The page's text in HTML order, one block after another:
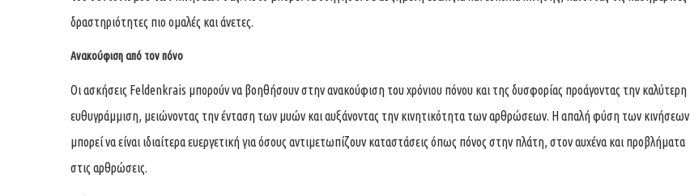
δραστηριότητες πιο ομαλές και άνετες.
Ανακούφιση από τον πόνο
Οι ασκήσεις Feldenkrais μπορούν να βοηθήσουν στην ανακούφιση του χρόνιου πόνου και της δυσφορίας προάγοντας την καλύτερη
ευθυγράμμιση, μειώνοντας την ένταση των μυών και αυξάνοντας την κινητικότητα των αρθρώσεων. Η απαλή φύση των κινήσεων
μπορεί να είναι ιδιαίτερα ευεργετική για όσους αντιμετωπίζουν καταστάσεις όπως πόνος στην πλάτη, στον αυχένα και προβλήματα
στις αρθρώσεις.